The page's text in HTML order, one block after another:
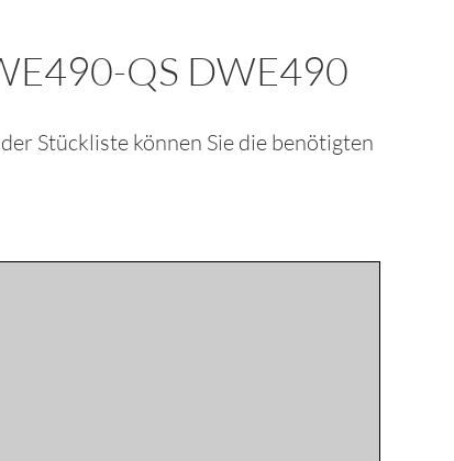
QS DWE490
Stückliste können Sie die benötigten